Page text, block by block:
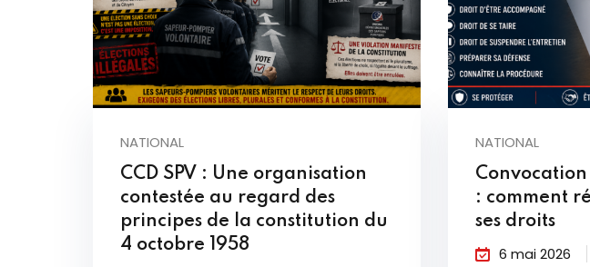
NATIONAL
CCD SPV : Une organisation
contestée au regard des
principes de la constitution du
4 octobre 1958
NATIONAL
: comment
ses droits
6 mai 2026